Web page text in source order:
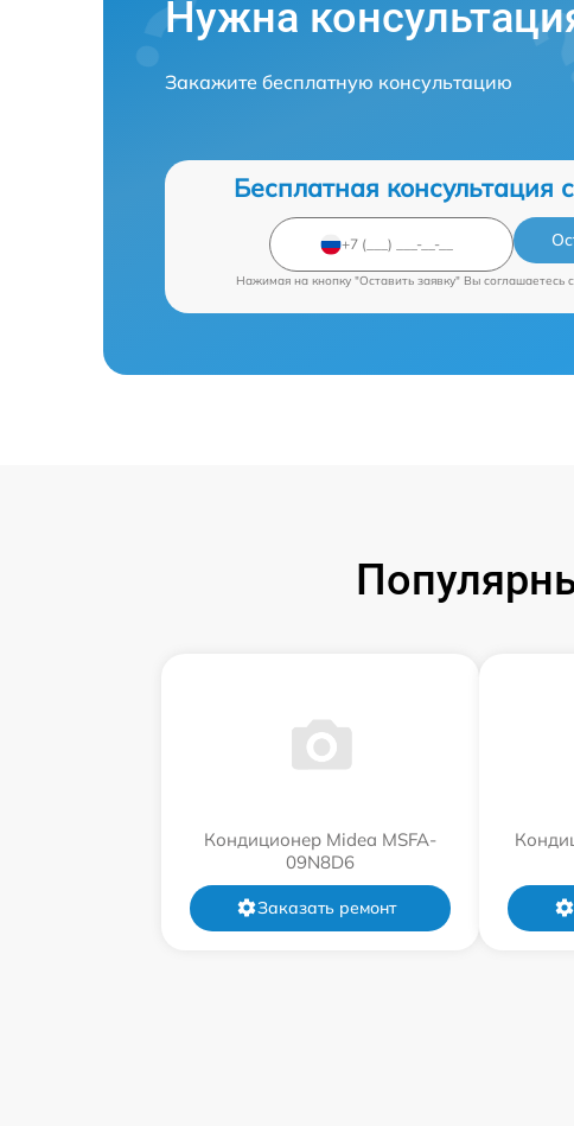
Нужна
Закажите бесплатную консультацию
Бесплатная консультация
Нажимая на кнопку "Оставить заявку" Вы соглашаетесь c
Кондиционер Midea MSFA-
09N8D6
Заказать ремонт